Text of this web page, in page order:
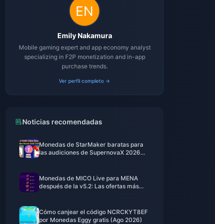
Emily Nakamura
Mobile gaming expert and app economy analyst
specializing in F2P monetization and in-app
purchase trends.
Ver perfil completo →
Noticias recomendadas
Monedas de StarMaker baratas para
las audiciones de SupernovaX 2026
Monedas de MICO Live para MENA
después de la v5.2: Las ofertas más
Cómo canjear el código NCRCKYT8EF
por Monedas Eggy gratis (Ago 2026)